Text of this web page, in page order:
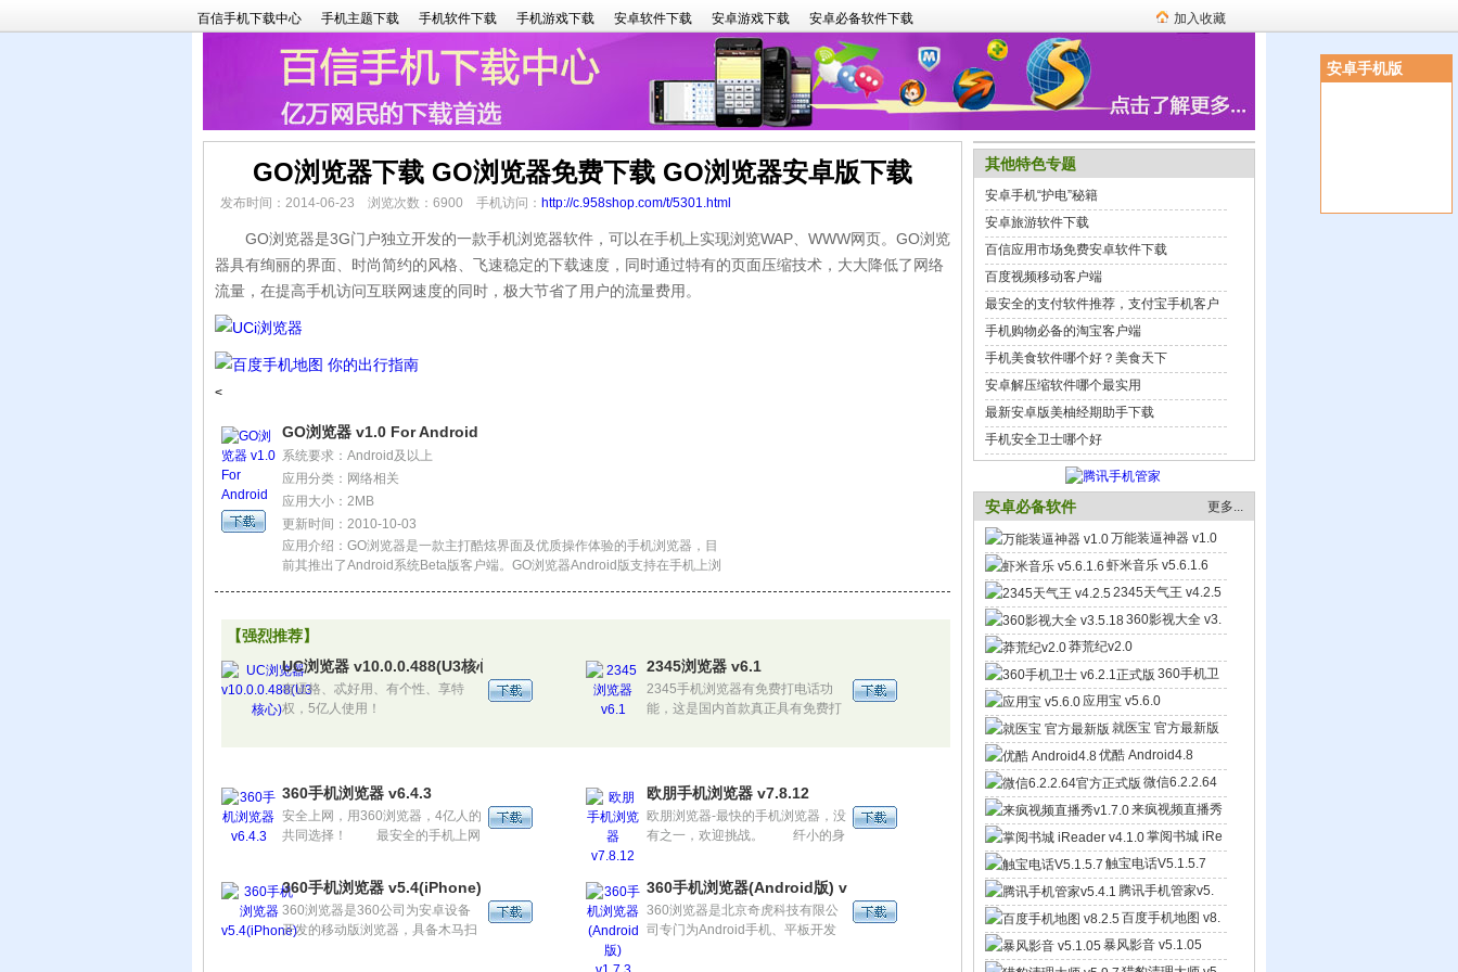
百信手机下载中心 手机主题下载 手机软件下载 手机游戏下载 安卓软件下载 安卓游戏下载 安卓必备软件下载 加入收藏
GO浏览器下载 GO浏览器免费下载 GO浏览器安卓版下载
发布时间：2014-06-23 浏览次数：6900 手机访问： http://c.958shop.com/t/5301.html
GO浏览器是3G门户独立开发的一款手机浏览器软件，可以在手机上实现浏览WAP、WWW网页。GO浏览
器具有绚丽的界面、时尚简约的风格、飞速稳定的下载速度，同时通过特有的页面压缩技术，大大降低了网络
流量，在提高手机访问互联网速度的同时，极大节省了用户的流量费用。
<
GO浏览器 v1.0 For Android
系统要求：Android及以上
应用分类：网络相关
应用大小：2MB
更新时间：2010-10-03
应用介绍：GO浏览器是一款主打酷炫界面及优质操作体验的手机浏览器，目
前其推出了Android系统Beta版客户端。GO浏览器Android版支持在手机上浏
【强烈推荐】
UC浏览器 v10.0.0.488(U3核心)
有逼格、忒好用、有个性、享特
权，5亿人使用！
2345浏览器 v6.1
2345手机浏览器有免费打电话功
能，这是国内首款真正具有免费打
360手机浏览器 v6.4.3
安全上网，用360浏览器，4亿人的
共同选择！ 最安全的手机上网
骗还能获得万元赔付。
欧朋手机浏览器 v7.8.12
欧朋浏览器-最快的手机浏览器，没
有之一，欢迎挑战。 纤小的身
90%的流量那是为人民服务，最快
的上网速度那是你值得拥有的专属
特权，因为欧朋，生活如此不同。
360手机浏览器 v5.4(iPhone)
360浏览器是360公司为安卓设备
开发的移动版浏览器，具备木马扫
360手机浏览器(Android版) v1.7.3 Beta
360浏览器是北京奇虎科技有限公
司专门为Android手机、平板开发
其他特色专题
安卓手机“护电”秘籍
安卓旅游软件下载
百信应用市场免费安卓软件下载
百度视频移动客户端
最安全的支付软件推荐，支付宝手机客户
端
手机购物必备的淘宝客户端
手机美食软件哪个好？美食天下
安卓解压缩软件哪个最实用
最新安卓版美柚经期助手下载
手机安全卫士哪个好
安卓必备软件 更多...
万能装逼神器 v1.0
虾米音乐 v5.6.1.6
2345天气王 v4.2.5
360影视大全 v3.
5.18
莽荒纪v2.0
360手机卫
士 v6.2.1正式版 应用宝 v5.6.0
就医宝 官方最新版
优酷 Android4.8
微信6.2.2.64
官方正式版
来疯视频直播秀
v1.7.0
掌阅书城 iRe
ader v4.1.0
触宝电话V5.1.5.7
腾讯手机管家v5.
4.1
百度手机地图 v8.
2.5
暴风影音 v5.1.05
安卓手机版